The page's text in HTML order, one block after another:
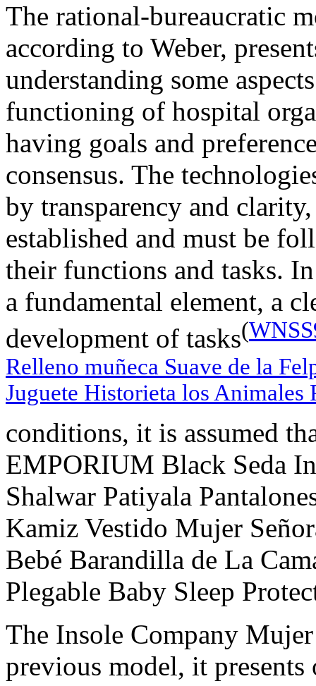
The rational-bureaucratic
according to Weber,
understanding some
functioning of hospital
having goals and
consensus. The
by transparency and
established and must be
their functions and tasks.
a fundamental element, a
development of tasks(
Relleno muñeca Suave de la
Juguete Historieta los Animales
conditions, it is assumed
EMPORIUM Black Seda
Shalwar Patiyala
Kamiz Vestido Mujer
Bebé Barandilla de La
Plegable Baby Sleep
The Insole Company
previous model, it presents